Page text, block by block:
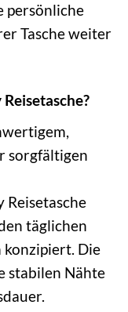
persönliche
Tasche weiter
sorgfältigen
täglichen
konzipiert. Die
stabilen Nähte